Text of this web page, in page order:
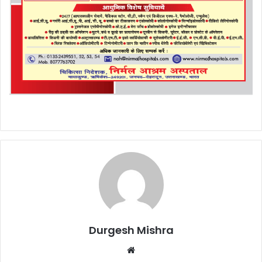
Durgesh Mishra
Website